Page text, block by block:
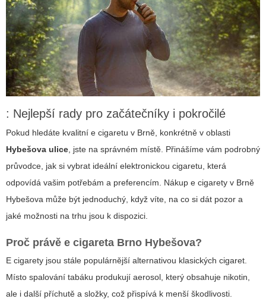
: Nejlepší rady pro začátečníky i pokročilé
Pokud hledáte kvalitní e cigaretu v Brně, konkrétně v oblasti
Hybešova ulice , jste na správném místě. Přinášíme vám podrobný
průvodce, jak si vybrat ideální elektronickou cigaretu, která
odpovídá vašim potřebám a preferencím. Nákup e cigarety v Brně
Hybešova může být jednoduchý, když víte, na co si dát pozor a
jaké možnosti na trhu jsou k dispozici.
Proč právě e cigareta Brno Hybešova?
E cigarety jsou stále populárnější alternativou klasických cigaret.
Místo spalování tabáku produkují aerosol, který obsahuje nikotin,
ale i další příchutě a složky, což přispívá k menší škodlivosti.